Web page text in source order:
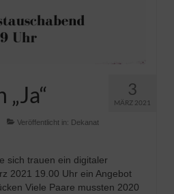
3
MÄRZ 2021
Veröffentlicht in: Dekanat
sich trauen ein digitaler
2021 19.00 Uhr ein Angebot
Viele Paare mussten 2020